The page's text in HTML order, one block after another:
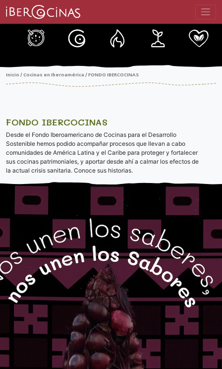
Inicio /Cocinas en Iberoamérica /FONDO IBERCOCINAS
FONDO IBERCOCINAS
Desde el Fondo Iberoamericano de Cocinas para el Desarrollo
Sostenible hemos podido acompañar procesos que llevan a cabo
comunidades de América Latina y el Caribe para proteger y fortalecer
sus cocinas patrimoniales, y aportar desde ahí a calmar los efectos de
la actual crisis sanitaria. Conoce sus historias.